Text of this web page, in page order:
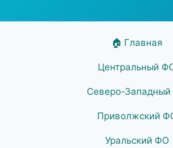
🏠 Главная
Центральный
Северо-
Приволжский
Уральский ФО